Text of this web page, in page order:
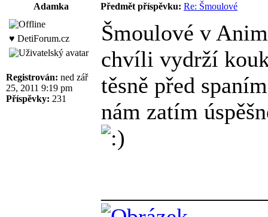
Adamka
Předmět příspěvku: Re: Šmoulové
♥ DetiForum.cz
Registrován: ned zář
25, 2011 9:19 pm
Příspěvky: 231
Šmoulové v
chvíli vydrží
těsně před
nám zatím